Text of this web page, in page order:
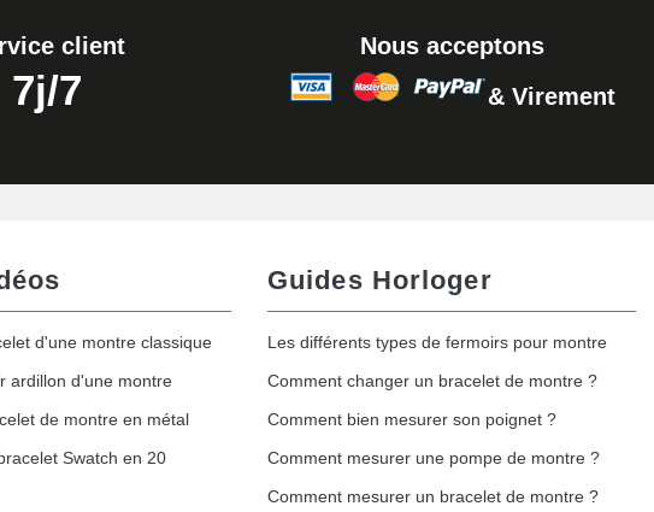
client
7j/7
Nous acceptons
& Virement
d'une montre classique
ardillon d'une montre
de montre en métal
Swatch en 20
Guides Horloger
Les différents types de fermoirs pour montre
Comment changer un bracelet de montre ?
Comment bien mesurer son poignet ?
Comment mesurer une pompe de montre ?
Comment mesurer un bracelet de montre ?